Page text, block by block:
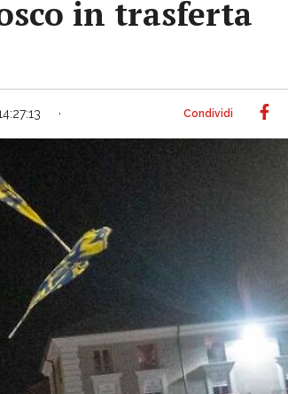
in trasferta